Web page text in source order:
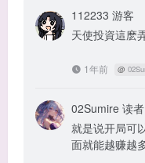
112233 游客
天使投資這麽
1年前 @
02Sumire 读者
就是说开局可
面就能越赚越